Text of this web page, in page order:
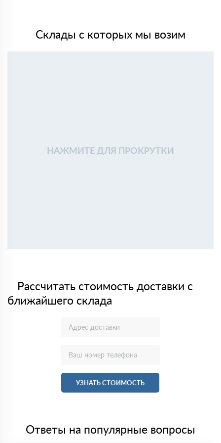
Склады с которых мы возим
НАЖМИТЕ ДЛЯ ПРОКРУТКИ
Рассчитать стоимость доставки с
ближайшего склада
УЗНАТЬ СТОИМОСТЬ
Ответы на популярные вопросы